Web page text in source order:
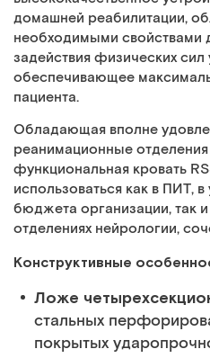
домашней реабилитации,
необходимыми свойствами
задействия физических
обеспечивающее
пациента.
Обладающая вполне
реанимационные отделения
функциональная кровать
использоваться как в ПИТ,
бюджета организации, так
отделениях нейрологии,
Конструктивные
Ложе
стальных
покрытых